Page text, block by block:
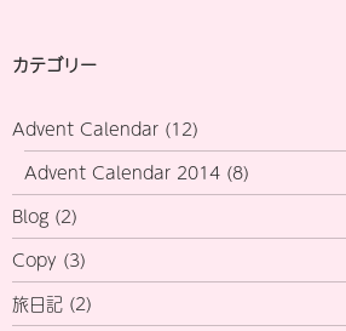
カテゴリー
Advent Calendar (12)
Advent Calendar 2014 (8)
Blog (2)
Copy (3)
旅日記 (2)